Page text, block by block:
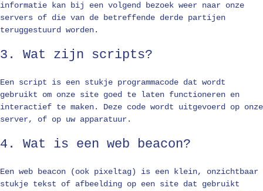
informatie kan bij een volgend bezoek weer naar onze
servers of die van de betreffende derde partijen
teruggestuurd worden.
3. Wat zijn scripts?
Een script is een stukje programmacode dat wordt
gebruikt om onze site goed te laten functioneren en
interactief te maken. Deze code wordt uitgevoerd op onze
server, of op uw apparatuur.
4. Wat is een web beacon?
Een web beacon (ook pixeltag) is een klein, onzichtbaar
stukje tekst of afbeelding op een site dat gebruikt